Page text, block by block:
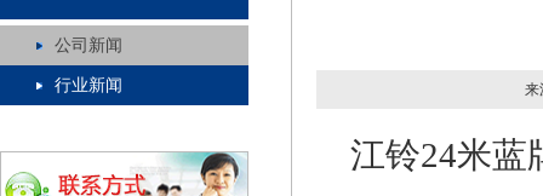
公司新闻
行业新闻 来
江铃24米蓝